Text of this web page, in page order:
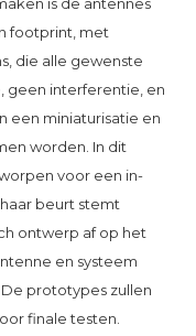
footprint, met
die alle gewenste
geen interferentie, en
een miniaturisatie en
worden. In dit
voor een in-
beurt stemt
ontwerp af op het
en systeem
prototypes zullen
finale testen.